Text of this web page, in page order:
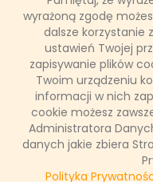
wyrażoną zgodę
dalsze korzystanie
ustawień Twojej
zapisywanie plików
Twoim urządzeniu
informacji w nich
cookie możesz
Administratora
danych jakie zbiera
Polityka
Copyright © 2011 - 2026